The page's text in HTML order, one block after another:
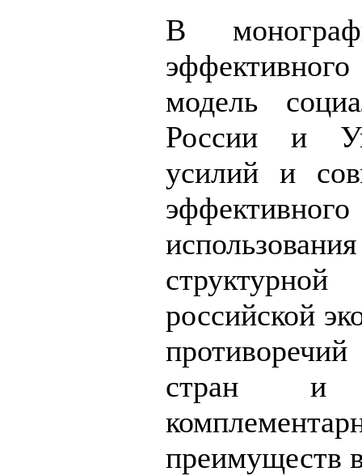
В
модель
России и
усилий и
российской
стран и
преимуществ